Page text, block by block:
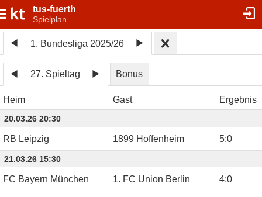
tus-fuerth
Spielplan
1. Bundesliga 2025/26
27. Spieltag Bonus
Heim Gast Ergebnis
20.03.26 20:30
RB Leipzig 1899 Hoffenheim 5:0
21.03.26 15:30
FC Bayern München 1. FC Union Berlin 4:0